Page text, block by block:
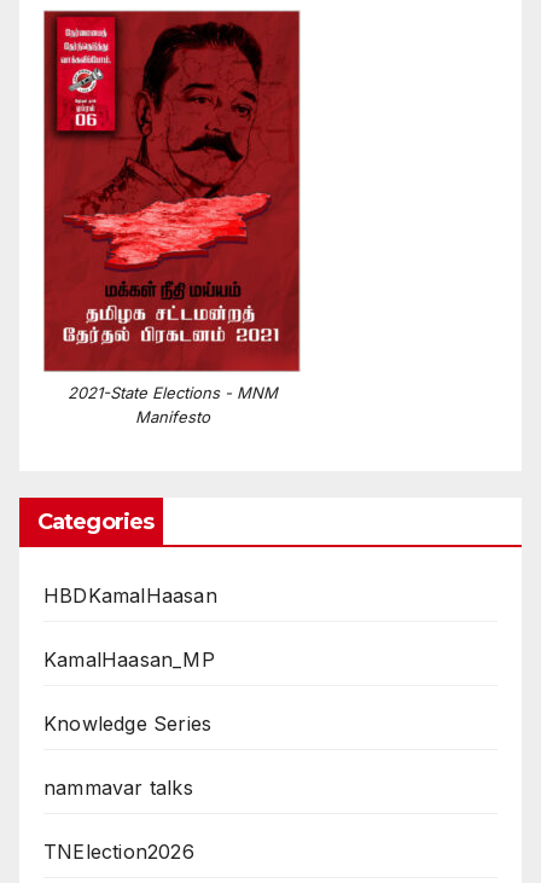
2021-State Elections - MNM
Manifesto
Categories
HBDKamalHaasan
KamalHaasan_MP
Knowledge Series
nammavar talks
TNElection2026